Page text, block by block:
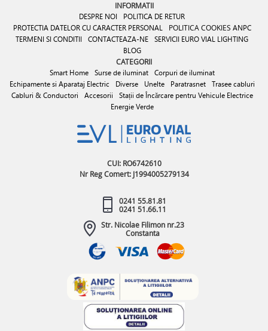
INFORMATII
DESPRE NOI
POLITICA DE RETUR
PROTECTIA DATELOR CU CARACTER PERSONAL
POLITICA COOKIES ANPC
TERMENI SI CONDITII
CONTACTEAZA-NE SERVICII EURO VIAL LIGHTING
BLOG
CATEGORII
Smart Home Surse de iluminat
Corpuri de iluminat
Echipamente si Aparataj Electric
Diverse Unelte Paratrasnet
Trasee cabluri
Cabluri & Conductori
Accesorii
Stații de Încărcare pentru Vehicule Electrice
Energie Verde
CUI: RO6742610
Nr Reg Comert: J1994005279134
0241 55.81.81
0241 51.66.11
Str. Nicolae Filimon nr.23
Constanta